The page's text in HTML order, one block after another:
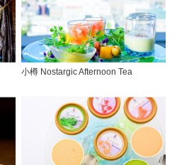
小樽 Nostargic Afternoon Tea